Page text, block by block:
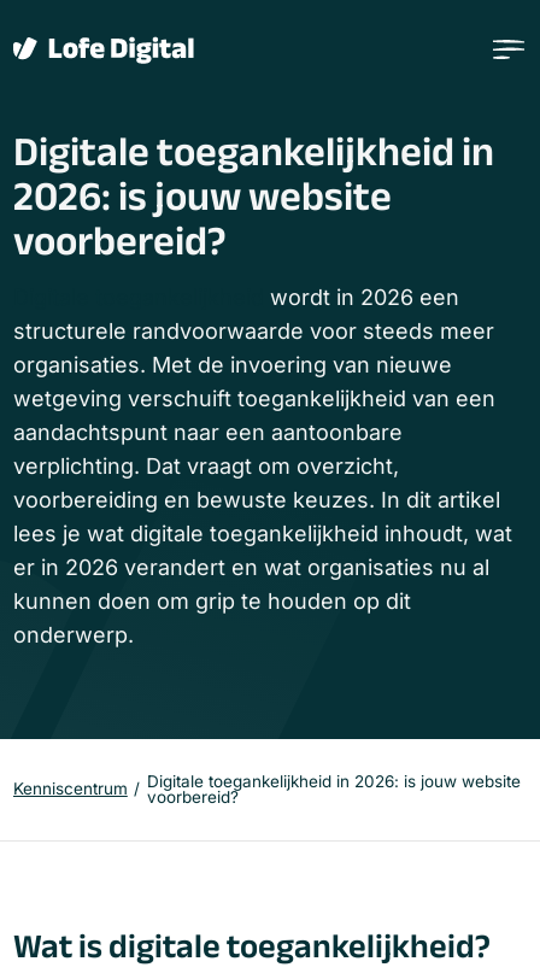
Digitale toegankelijkheid in
2026: is jouw website
voorbereid?
wordt in 2026 een
structurele randvoorwaarde voor steeds meer
organisaties. Met de invoering van nieuwe
wetgeving verschuift toegankelijkheid van een
aandachtspunt naar een aantoonbare
verplichting. Dat vraagt om overzicht,
voorbereiding en bewuste keuzes. In dit artikel
lees je wat digitale toegankelijkheid inhoudt, wat
er in 2026 verandert en wat organisaties nu al
kunnen doen om grip te houden op dit
onderwerp.
Kenniscentrum
Digitale toegankelijkheid in 2026: is jouw website
voorbereid?
Wat is digitale toegankelijkheid?